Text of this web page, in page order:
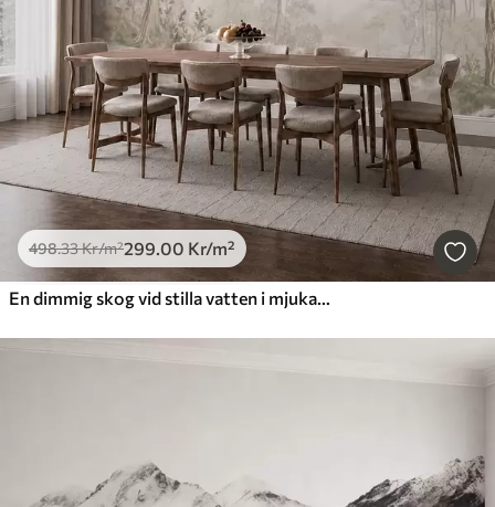
498.33Kr/m²299.00 Kr/m²
En dimmig skog vid stilla vatten i mjuka, naturliga pastellfärger